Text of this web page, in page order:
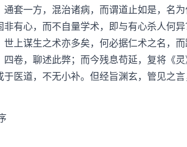
套一方，混治诸病，而谓道止如是，名
有心，而不自量学术，即与有心杀人何
上谋生之术亦多矣，何必据仁术之名，
卷，聊述此弊；而今残息苟延，复将《
医道，不无小补。但经旨渊玄，管见之